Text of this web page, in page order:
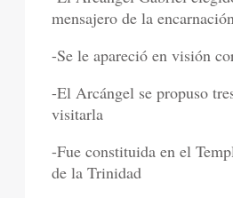
mensajero de la
-Se le apareció en visión
-El Arcángel se propuso
visitarla
-Fue constituida en el
de la Trinidad